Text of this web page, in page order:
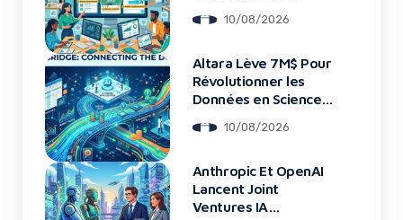
10/08/2026
Altara Lève 7M$ Pour
Révolutionner les
Données en Sciences
10/08/2026
Anthropic Et OpenAI
Lancent Joint
Ventures IA
Yes, I will turn off Ad-Blocker